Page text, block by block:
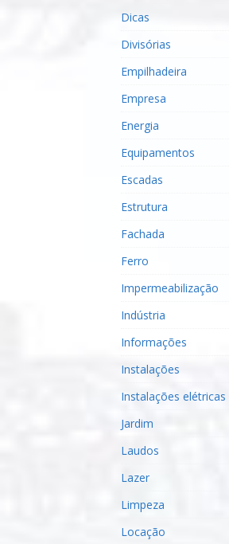
Dicas
Divisórias
Empilhadeira
Empresa
Energia
Equipamentos
Escadas
Estrutura
Fachada
Ferro
Impermeabilização
Indústria
Informações
Instalações
Instalações elétricas
Jardim
Laudos
Lazer
Limpeza
Locação